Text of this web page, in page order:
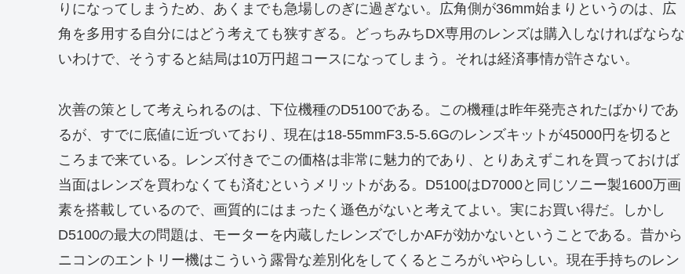
りになってしまうため、あくまでも急場しのぎに過ぎない。広角側が36mm始まりというのは、広
角を多用する自分にはどう考えても狭すぎる。どっちみちDX専用のレンズは購入しなければならな
いわけで、そうすると結局は10万円超コースになってしまう。それは経済事情が許さない。
次善の策として考えられるのは、下位機種のD5100である。この機種は昨年発売されたばかりであ
るが、すでに底値に近づいており、現在は18-55mmF3.5-5.6Gのレンズキットが45000円を切ると
ころまで来ている。レンズ付きでこの価格は非常に魅力的であり、とりあえずこれを買っておけば
当面はレンズを買わなくても済むというメリットがある。D5100はD7000と同じソニー製1600万画
素を搭載しているので、画質的にはまったく遜色がないと考えてよい。実にお買い得だ。しかし
D5100の最大の問題は、モーターを内蔵したレンズでしかAFが効かないということである。昔から
ニコンのエントリー機はこういう露骨な差別化をしてくるところがいやらしい。現在手持ちのレン